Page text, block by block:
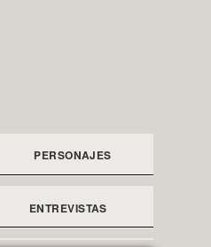
PERSONAJES
ENTREVISTAS